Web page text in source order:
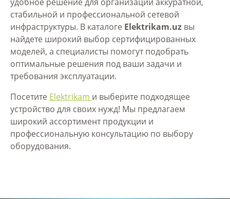
стабильной и профессиональной сетевой
инфраструктуры. В каталоге Elektrikam.uz вы
найдете широкий выбор сертифицированных
моделей, а специалисты помогут подобрать
оптимальные решения под ваши задачи и
требования эксплуатации.
Посетите Elektrikam и выберите подходящее
устройство для своих нужд! Мы предлагаем
широкий ассортимент продукции и
профессиональную консультацию по выбору
оборудования.